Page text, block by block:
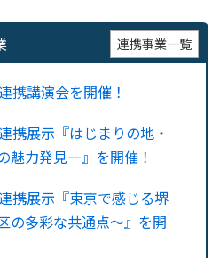
連携事業一覧
携講演会を開催！
携展示『はじまりの地・
魅力発見―』を開催！
携展示『東京で感じる堺
の多彩な共通点～』を開